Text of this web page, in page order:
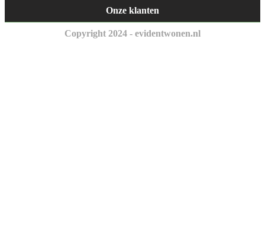
Onze klanten
Copyright 2024 - evidentwonen.nl